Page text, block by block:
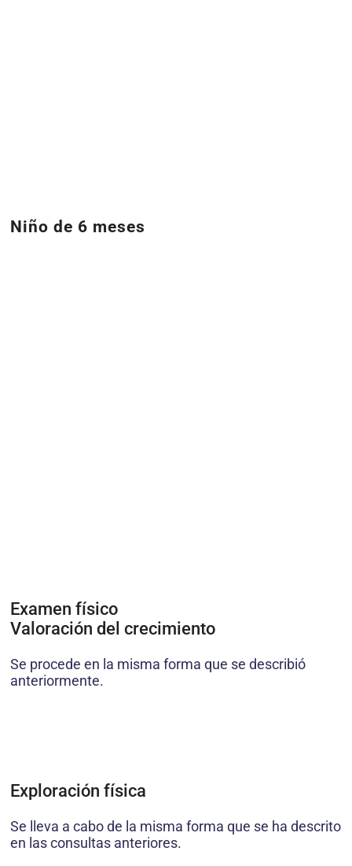
Niño de 6 meses
Examen físico
Valoración del crecimiento
Se procede en la misma forma que se describió
anteriormente.
Exploración física
Se lleva a cabo de la misma forma que se ha descrito
en las consultas anteriores.